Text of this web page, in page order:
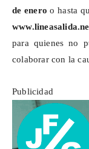
de enero o hasta
para quienes no
colaborar con la
Publicidad